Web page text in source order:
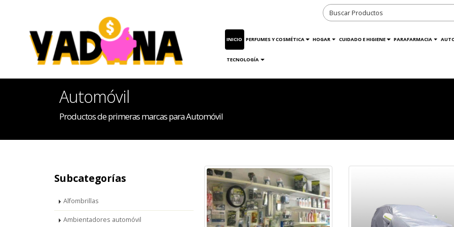
INICIO PERFUMES Y COSMÉTICA HOGAR CUIDADO E HIGIENE PARAFARMACIA
TECNOLOGÍA
Automóvil
Productos de primeras marcas para Automóvil
Subcategorías
Alfombrillas
Ambientadores automóvil